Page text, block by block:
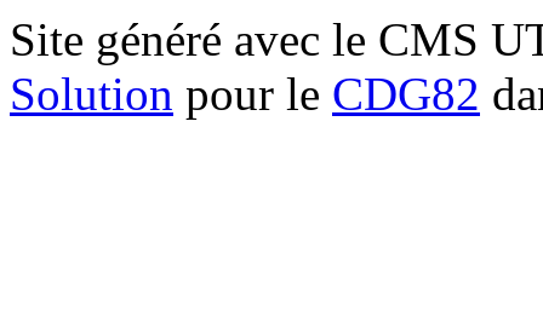
Site généré avec le CMS
Solution pour le CDG82